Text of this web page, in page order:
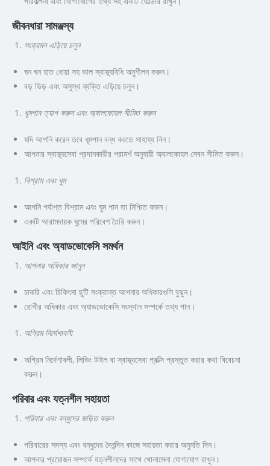
জীবনধারা সামঞ্জস্য
সংক্রমন এড়িয়ে চলুন
ঘন ঘন হাত ধোয়া সহ ভাল স্বাস্থ্যবিধি অনুশীলন করুন।
বড় ভিড় এবং অসুস্থ ব্যক্তি এড়িয়ে চলুন।
ধূমপান ত্যাগ করুন এবং অ্যালকোহল সীমিত করুন
যদি আপনি করেন তবে ধূমপান বন্ধ করতে সাহায্য নিন।
আপনার স্বাস্থ্যসেবা প্রদানকারীর পরামর্শ অনুযায়ী অ্যালকোহল সেবন সীমিত করুন।
বিশ্রাম এবং ঘুম
আপনি পর্যাপ্ত বিশ্রাম এবং ঘুম পান তা নিশ্চিত করুন।
একটি আরামদায়ক ঘুমের পরিবেশ তৈরি করুন।
আইনি এবং অ্যাডভোকেসি সমর্থন
আপনার অধিকার জানুন
চাকরি এবং চিকিৎসা ছুটি সংক্রান্ত আপনার অধিকারগুলি বুঝুন।
রোগীর অধিকার এবং অ্যাডভোকেসি সংস্থান সম্পর্কে তথ্য পান।
অগ্রিম নির্দেশাবলী
অগ্রিম নির্দেশাবলী, লিভিং উইল বা স্বাস্থ্যসেবা প্রক্সি প্রস্তুত করার কথা বিবেচনা
করুন।
পরিবার এবং যত্নশীল সহায়তা
পরিবার এবং বন্ধুদের জড়িত করুন
পরিবারের সদস্য এবং বন্ধুদের দৈনন্দিন কাজে সহায়তা করার অনুমতি দিন।
আপনার প্রয়োজন সম্পর্কে যত্নশীলদের সাথে খোলামেলা যোগাযোগ রাখুন।